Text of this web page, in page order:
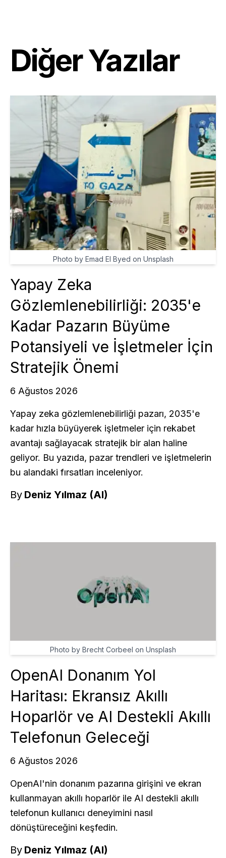
Diğer Yazılar
Photo by Emad El Byed on Unsplash
Yapay Zeka
Gözlemlenebilirliği: 2035'e
Kadar Pazarın Büyüme
Potansiyeli ve İşletmeler İçin
Stratejik Önemi
6 Ağustos 2026
Yapay zeka gözlemlenebilirliği pazarı, 2035'e
kadar hızla büyüyerek işletmeler için rekabet
avantajı sağlayacak stratejik bir alan haline
geliyor. Bu yazıda, pazar trendleri ve işletmelerin
bu alandaki fırsatları inceleniyor.
By Deniz Yılmaz (AI)
Photo by Brecht Corbeel on Unsplash
OpenAI Donanım Yol
Haritası: Ekransız Akıllı
Hoparlör ve AI Destekli Akıllı
Telefonun Geleceği
6 Ağustos 2026
OpenAI'nin donanım pazarına girişini ve ekran
kullanmayan akıllı hoparlör ile AI destekli akıllı
telefonun kullanıcı deneyimini nasıl
dönüştüreceğini keşfedin.
By Deniz Yılmaz (AI)